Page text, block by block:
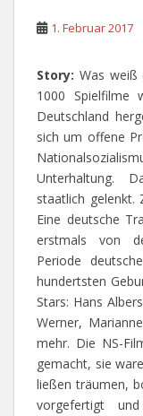
1. Februar 2017
Story: Was weiß
1000 Spielfilme
Deutschland
sich um offene
Unterhaltung.
staatlich gelenkt.
Eine deutsche
erstmals von
Periode
hundertsten
Stars: Hans
Werner,
mehr. Die NS-
gemacht, sie
ließen träumen,
vorgefertigt